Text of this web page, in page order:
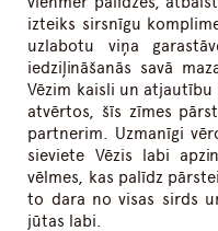
izteiks sirsnīgu
uzlabotu viņa
iedziļināšanās savā
Vēzim kaisli un
atvērtos, šīs zīmes
partnerim. Uzmanīgi
sieviete Vēzis labi
vēlmes, kas palīdz
to dara no visas sirds
jūtas labi.